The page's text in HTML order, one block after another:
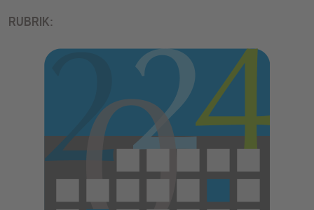
RUBRIK: